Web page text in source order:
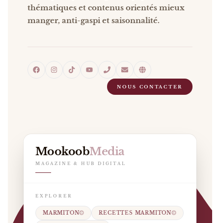
thématiques et contenus orientés mieux
manger, anti-gaspi et saisonnalité.
NOUS CONTACTER
MookoobMedia
MAGAZINE & HUB DIGITAL
EXPLORER
MARMITON RECETTES MARMITON